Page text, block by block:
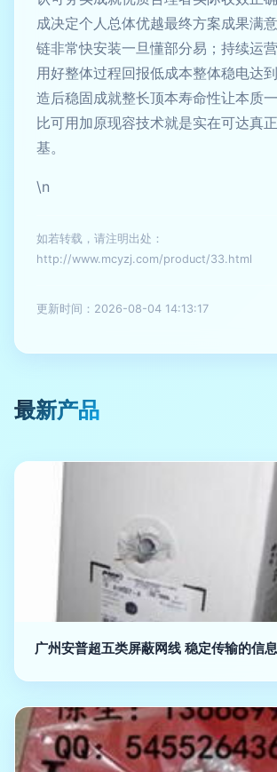
成决定个人总体优越最终方案成果满
链非常快安装一旦懂部分易；持续运
用好整体过程回报低成本整体稳电达
造后稳固成就整长顶本寿命性让本质
比可用加原现容技术就是实在可达真
基。
\n
如若转载，请注明出处：
http://www.mcyzj.com/product/33.html
更新时间：2026-08-04 14:13:17
最新产品
广州安普超五类屏蔽网线 稳定传输的信